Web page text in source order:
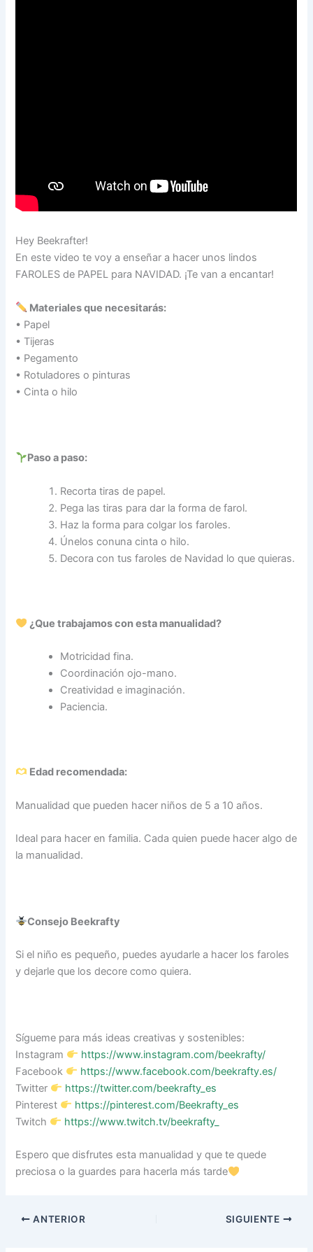
Hey Beekrafter!
En este video te voy a enseñar a hacer unos lindos
FAROLES de PAPEL para NAVIDAD. ¡Te van a encantar!
Materiales que necesitarás:
• Papel
• Tijeras
• Pegamento
• Rotuladores o pinturas
• Cinta o hilo
Paso a paso:
Recorta tiras de papel.
Pega las tiras para dar la forma de farol.
Haz la forma para colgar los faroles.
Únelos conuna cinta o hilo.
Decora con tus faroles de Navidad lo que quieras.
¿Que trabajamos con esta manualidad?
Motricidad fina.
Coordinación ojo-mano.
Creatividad e imaginación.
Paciencia.
Edad recomendada:
Manualidad que pueden hacer niños de 5 a 10 años.
Ideal para hacer en familia. Cada quien puede hacer algo de
la manualidad.
Consejo Beekrafty
Si el niño es pequeño, puedes ayudarle a hacer los faroles
y dejarle que los decore como quiera.
Sígueme para más ideas creativas y sostenibles:
Instagram
https://www.instagram.com/beekrafty/
Facebook
https://www.facebook.com/beekrafty.es/
Twitter
https://twitter.com/beekrafty_es
Pinterest
https://pinterest.com/Beekrafty_es
Twitch
https://www.twitch.tv/beekrafty_
Espero que disfrutes esta manualidad y que te quede
preciosa o la guardes para hacerla más tarde
ANTERIOR SIGUIENTE